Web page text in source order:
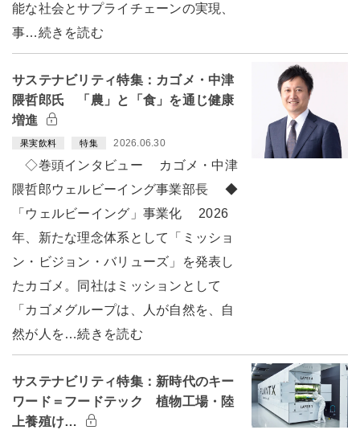
能な社会とサプライチェーンの実現、
事…続きを読む
サステナビリティ特集：カゴメ・中津
隈哲郎氏 「農」と「食」を通じ健康
増進
果実飲料 特集 2026.06.30
◇巻頭インタビュー カゴメ・中津
隈哲郎ウェルビーイング事業部長 ◆
「ウェルビーイング」事業化 2026
年、新たな理念体系として「ミッショ
ン・ビジョン・バリューズ」を発表し
たカゴメ。同社はミッションとして
「カゴメグループは、人が自然を、自
然が人を…続きを読む
サステナビリティ特集：新時代のキー
ワード＝フードテック 植物工場・陸
上養殖け…